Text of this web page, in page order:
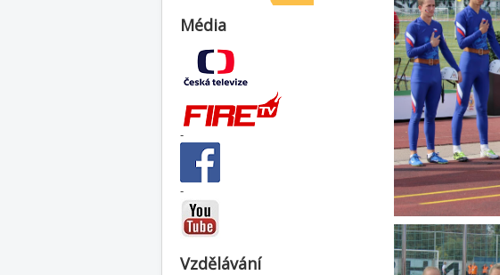
Média
-
-
Vzdělávání